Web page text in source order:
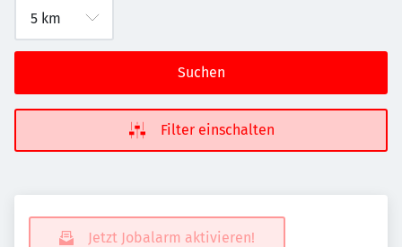
Suchen
Filter einschalten
Jetzt Jobalarm aktivieren!